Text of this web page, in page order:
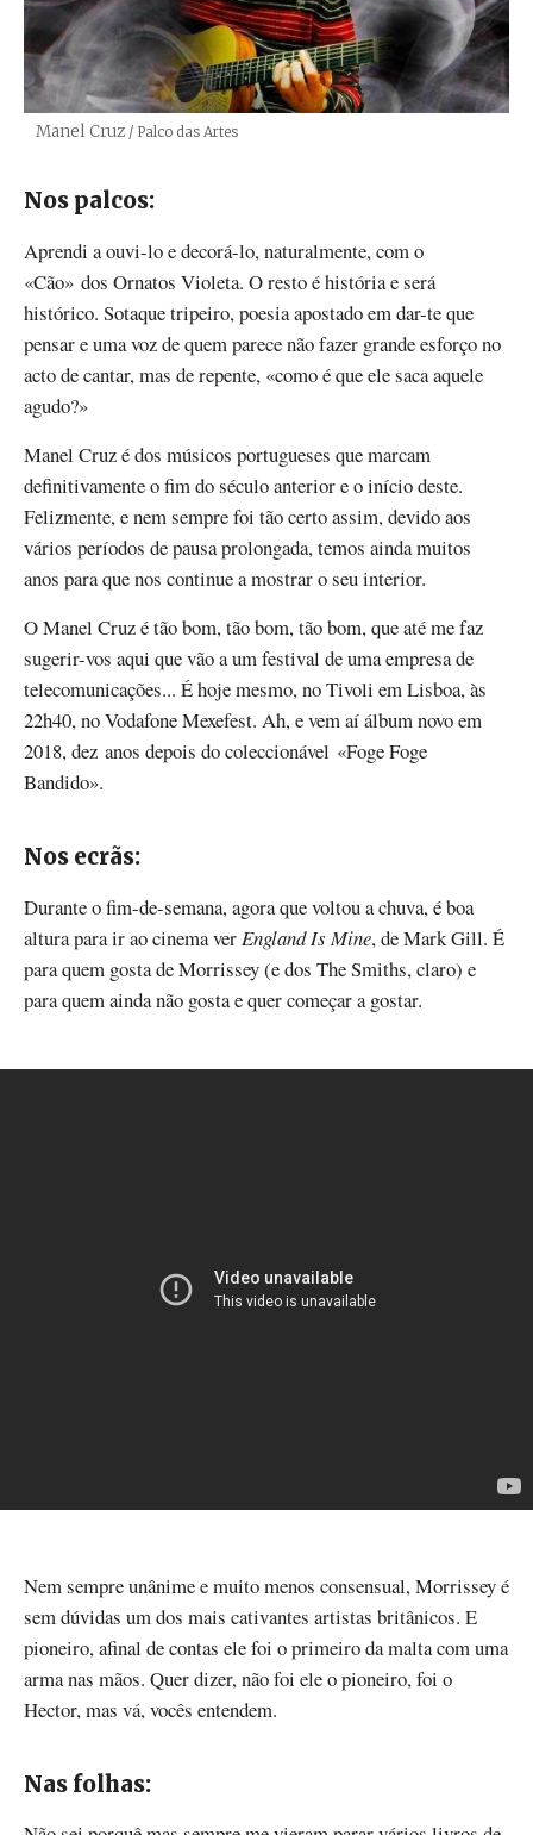
Manel Cruz Créditos
/ Palco das Artes
Nos palcos:
Aprendi a ouvi-lo e decorá-lo, naturalmente, com o
«Cão» dos Ornatos Violeta. O resto é história e será
histórico. Sotaque tripeiro, poesia apostado em dar-te que
pensar e uma voz de quem parece não fazer grande esforço no
acto de cantar, mas de repente, «como é que ele saca aquele
agudo?»
Manel Cruz é dos músicos portugueses que marcam
definitivamente o fim do século anterior e o início deste.
Felizmente, e nem sempre foi tão certo assim, devido aos
vários períodos de pausa prolongada, temos ainda muitos
anos para que nos continue a mostrar o seu interior.
O Manel Cruz é tão bom, tão bom, tão bom, que até me faz
sugerir-vos aqui que vão a um festival de uma empresa de
telecomunicações... É hoje mesmo, no Tivoli em Lisboa, às
22h40, no Vodafone Mexefest. Ah, e vem aí álbum novo em
2018, dez anos depois do coleccionável «Foge Foge
Bandido».
Nos ecrãs:
Durante o fim-de-semana, agora que voltou a chuva, é boa
altura para ir ao cinema verEngland Is Mine, de Mark Gill. É
para quem gosta de Morrissey (e dos The Smiths, claro) e
para quem ainda não gosta e quer começar a gostar.
Nem sempre unânime e muito menos consensual, Morrissey é
sem dúvidas um dos mais cativantes artistas britânicos. E
pioneiro, afinal de contas ele foi o primeiro da malta com uma
arma nas mãos. Quer dizer, não foi ele o pioneiro, foi o
Hector, mas vá, vocês entendem.
Nas folhas: